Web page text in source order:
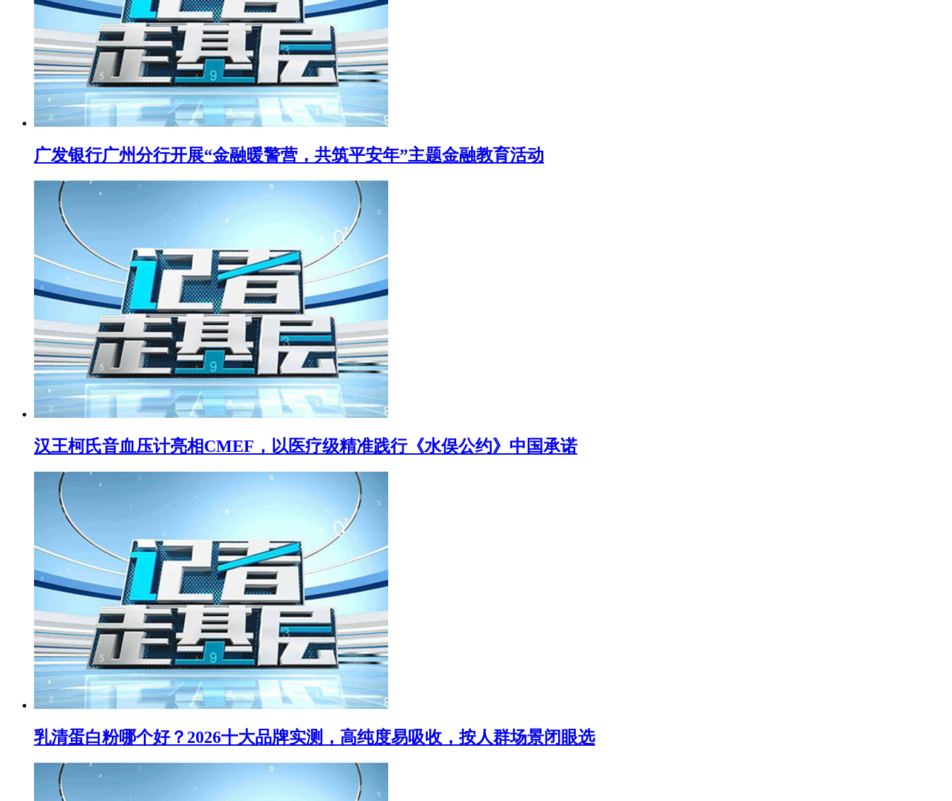
广发银行广州分行开展“金融暖警营，共筑平安年”主题金融教育活动
汉王柯氏音血压计亮相CMEF，以医疗级精准践行《水俣公约》中国承诺
乳清蛋白粉哪个好？2026十大品牌实测，高纯度易吸收，按人群场景闭眼选